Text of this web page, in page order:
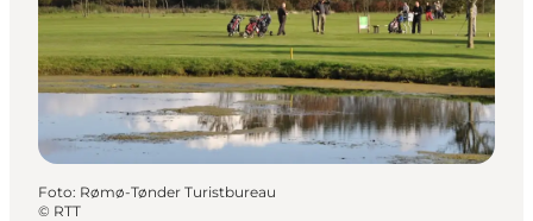
Plane deine Reise
Booking
Foto: Rømø-Tønder Turistbureau
© RTT